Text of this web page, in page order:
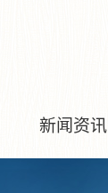
新闻资讯